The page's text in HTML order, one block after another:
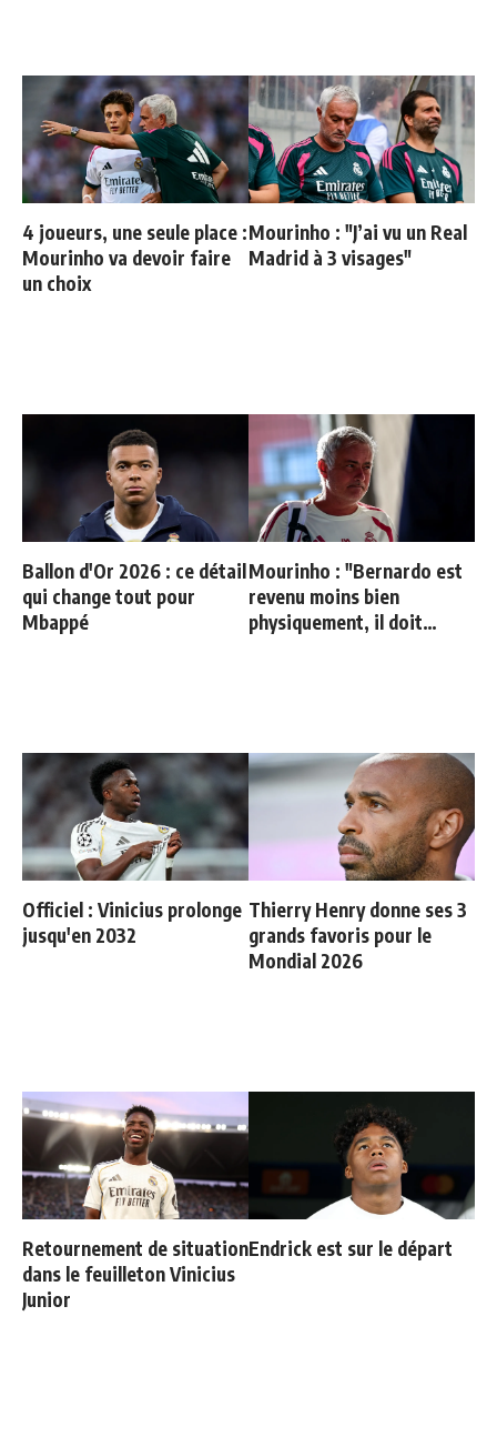
4 joueurs, une seule place :
Mourinho va devoir faire
un choix
Mourinho : "J’ai vu un Real
Madrid à 3 visages"
Ballon d'Or 2026 : ce détail
qui change tout pour
Mbappé
Mourinho : "Bernardo est
revenu moins bien
physiquement, il doit
Officiel : Vinicius prolonge
jusqu'en 2032
Thierry Henry donne ses 3
grands favoris pour le
Mondial 2026
Retournement de situation
dans le feuilleton Vinicius
Junior
Endrick est sur le départ